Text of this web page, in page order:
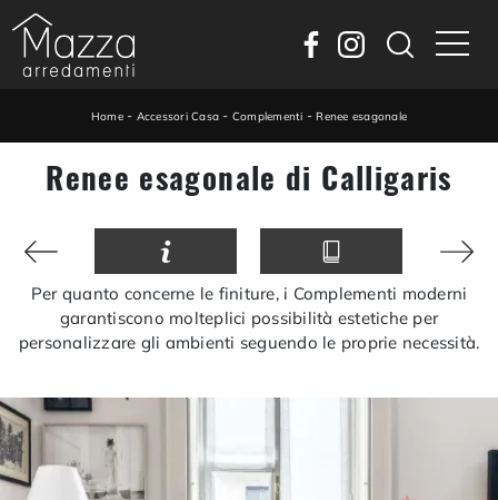
Home- Accessori Casa - Complementi -Renee esagonale
Renee esagonale di Calligaris
Per quanto concerne le finiture, i Complementi moderni
garantiscono molteplici possibilità estetiche per
personalizzare gli ambienti seguendo le proprie necessità.